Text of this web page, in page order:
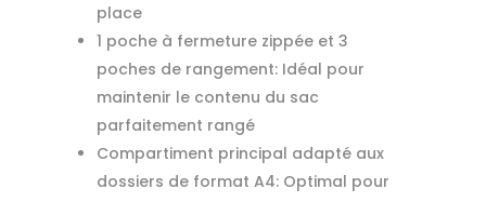
place
1 poche à fermeture zippée et 3
poches de rangement: Idéal pour
maintenir le contenu du sac
parfaitement rangé
Compartiment principal adapté aux
dossiers de format A4: Optimal pour